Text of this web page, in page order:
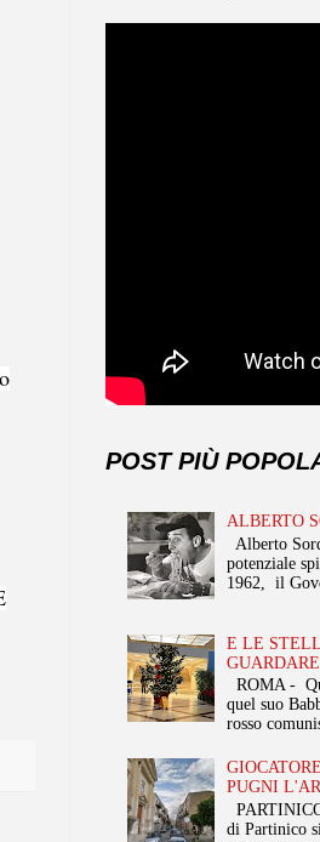
POST PIÙ
ALBERTO
Alberto
potenziale
1962, il
E LE
ROMA -
quel suo
rosso
PUGNI
di Partinico